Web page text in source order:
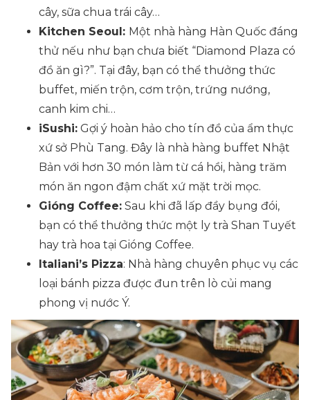
cây, sữa chua trái cây…
Kitchen Seoul: Một nhà hàng Hàn Quốc đáng
thử nếu như bạn chưa biết “Diamond Plaza có
đồ ăn gì?”. Tại đây, bạn có thể thưởng thức
buffet, miến trộn, cơm trộn, trứng nướng,
canh kim chi…
iSushi: Gợi ý hoàn hảo cho tín đồ của ẩm thực
xứ sở Phù Tang. Đây là nhà hàng buffet Nhật
Bản với hơn 30 món làm từ cá hồi, hàng trăm
món ăn ngon đậm chất xứ mặt trời mọc.
Gióng Coffee: Sau khi đã lấp đầy bụng đói,
bạn có thể thưởng thức một ly trà Shan Tuyết
hay trà hoa tại Gióng Coffee.
Italiani’s Pizza: Nhà hàng chuyên phục vụ các
loại bánh pizza được đun trên lò củi mang
phong vị nước Ý.